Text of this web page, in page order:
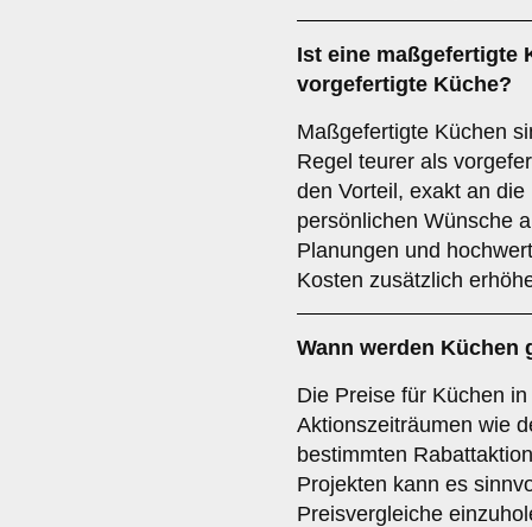
Ist eine maßgefertigte
vorgefertigte Küche?
Maßgefertigte Küchen
Regel teurer als
den Vorteil, exakt an
persönlichen Wünsche
Planungen und
Kosten zusätzlich
Wann werden Küchen
Die Preise für Küchen
Aktionszeiträumen wie
bestimmten
Projekten kann es
Preisvergleiche